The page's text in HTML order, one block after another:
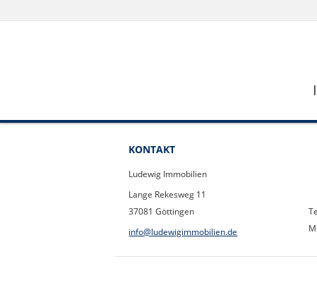
KONTAKT
Ludewig Immobilien
Lange Rekesweg 11
37081 Göttingen
info@ludewigimmobilien.de